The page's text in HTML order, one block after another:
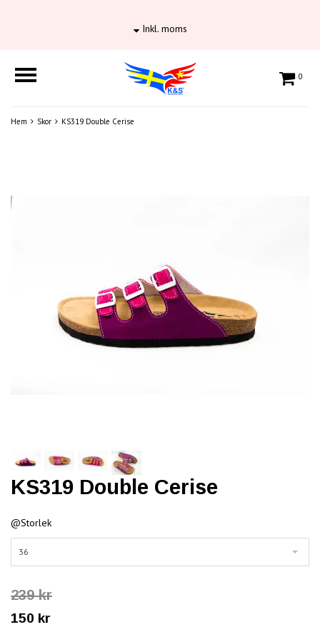
Inkl. moms
0
Hem Skor KS319 Double Cerise
KS319 Double Cerise
@Storlek
36
239 kr
150 kr